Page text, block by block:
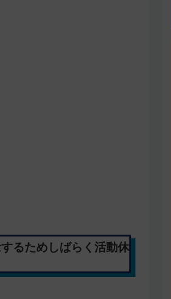
るためしばらく活動休